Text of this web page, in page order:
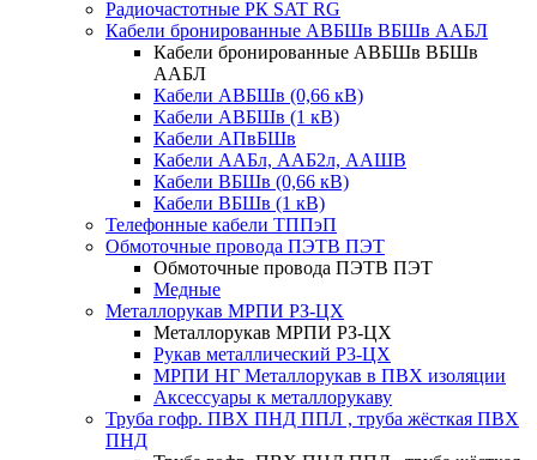
Радиочастотные РК SAT RG
Кабели бронированные АВБШв ВБШв ААБЛ
Кабели бронированные АВБШв ВБШв
ААБЛ
Кабели АВБШв (0,66 кВ)
Кабели АВБШв (1 кВ)
Кабели АПвБШв
Кабели ААБл, ААБ2л, ААШВ
Кабели ВБШв (0,66 кВ)
Кабели ВБШв (1 кВ)
Телефонные кабели ТППэП
Обмоточные провода ПЭТВ ПЭТ
Обмоточные провода ПЭТВ ПЭТ
Медные
Металлорукав МРПИ РЗ-ЦХ
Металлорукав МРПИ РЗ-ЦХ
Рукав металлический Р3-ЦХ
МРПИ НГ Металлорукав в ПВХ изоляции
Аксессуары к металлорукаву
Труба гофр. ПВХ ПНД ППЛ , труба жёсткая ПВХ
ПНД